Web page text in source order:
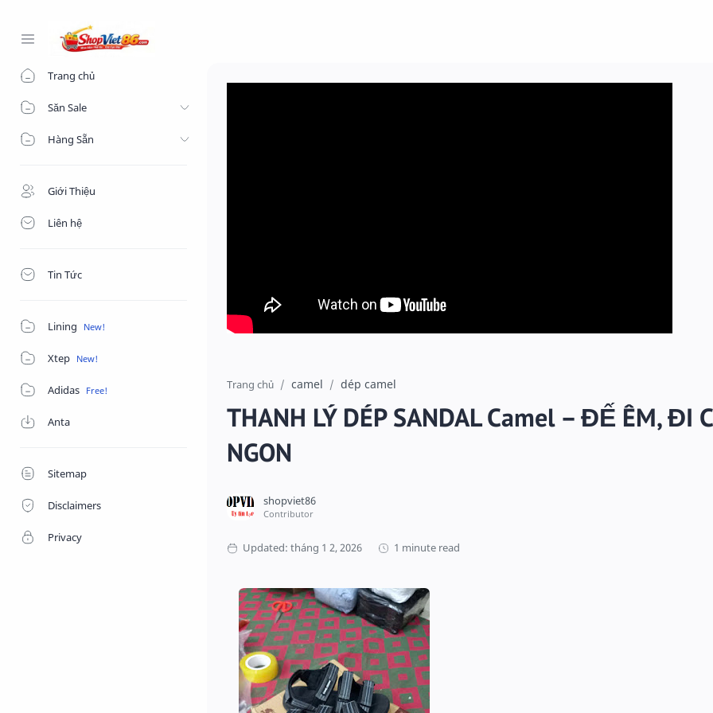
Trang chủ
Săn Sale
Hàng Sẵn
Giới Thiệu
Liên hệ
Tin Tức
Lining
Xtep
Adidas
Anta
Sitemap
Disclaimers
Privacy
Trang chủ camel dép camel
THANH LÝ DÉP SANDAL Camel – ĐẾ ÊM, ĐI
NGON
1 minute read